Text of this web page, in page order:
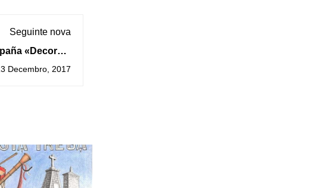
Seguinte nova
«Decora o
A Guarda
Decembro, 2017